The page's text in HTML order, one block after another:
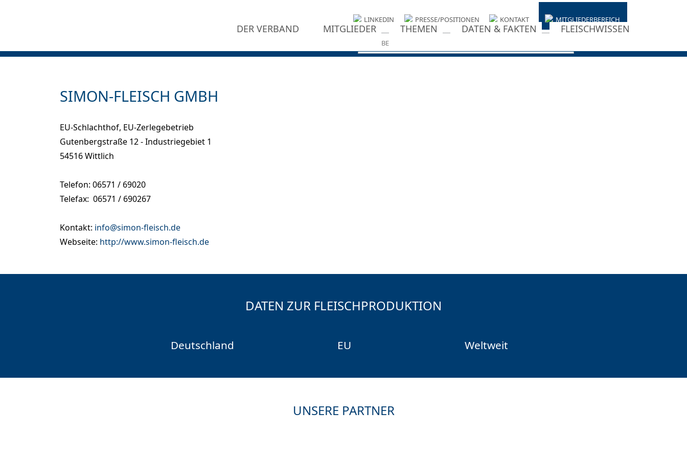
LINKEDIN PRESSE/POSITIONEN KONTAKT MITGLIEDERBEREICH
DER VERBAND MITGLIEDER THEMEN DATEN & FAKTEN FLEISCHWISSEN
SIMON-FLEISCH GMBH
EU-Schlachthof, EU-Zerlegebetrieb
Gutenbergstraße 12 - Industriegebiet 1
54516 Wittlich
Telefon: 06571 / 69020
Telefax: 06571 / 690267
Kontakt: info@simon-fleisch.de
Webseite: http://www.simon-fleisch.de
DATEN ZUR FLEISCHPRODUKTION
Deutschland EU Weltweit
UNSERE PARTNER